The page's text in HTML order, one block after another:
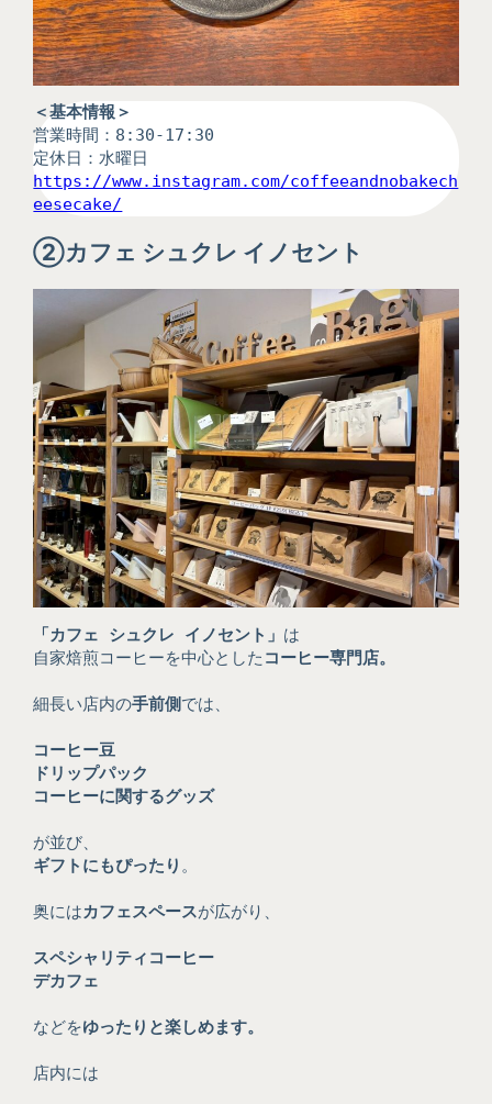
＜基本情報＞
営業時間：8:30-17:30
定休日：水曜日
https://www.instagram.com/coffeeandnobakech
eesecake/
②カフェ シュクレ イノセント
「カフェ シュクレ イノセント」 は
自家焙煎コーヒーを中心とした コーヒー専門店。
細長い店内の手前側 では、
コーヒー豆
ドリップパック
コーヒーに関するグッズ
が並び、
ギフトにもぴったり 。
奥にはカフェスペースが広がり、
スペシャリティコーヒー
デカフェ
などをゆったりと楽しめます。
店内には